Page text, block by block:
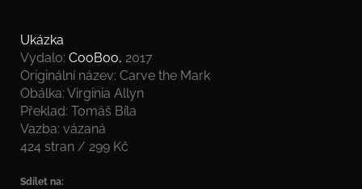
Ukázka
Vydalo: CooBoo, 2017
Originální název: Carve the Mark
Obálka: Virginia Allyn
Překlad: Tomáš Bíla
Vazba: vázaná
424 stran / 299 Kč
Sdílet na: